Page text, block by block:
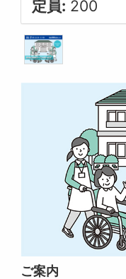
定員: 200
ご案内